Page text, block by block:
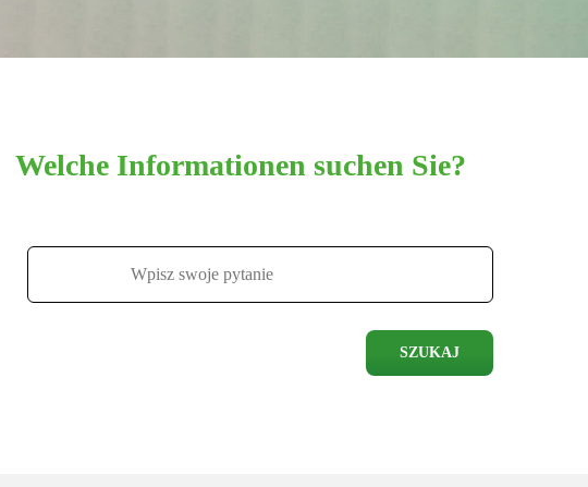
Welche Informationen suchen Sie?
SZUKAJ